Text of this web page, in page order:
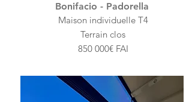
Bonifacio - Padorella
Maison individuelle T4
Terrain clos
850 000€ FAI